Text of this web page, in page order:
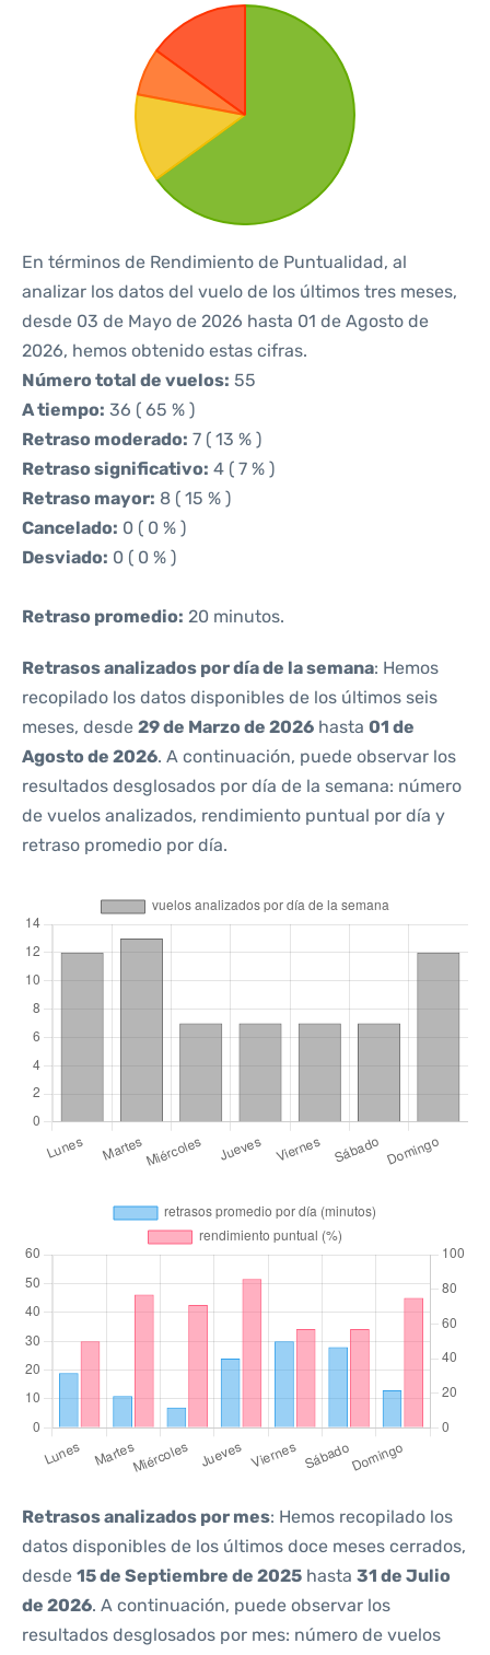
En términos de Rendimiento de Puntualidad, al
analizar los datos del vuelo de los últimos tres meses,
desde 03 de Mayo de 2026 hasta 01 de Agosto de
2026, hemos obtenido estas cifras.
Número total de vuelos: 55
A tiempo: 36 ( 65 % )
Retraso moderado: 7 ( 13 % )
Retraso significativo: 4 ( 7 % )
Retraso mayor: 8 ( 15 % )
Cancelado: 0 ( 0 % )
Desviado: 0 ( 0 % )
Retraso promedio: 20 minutos.
Retrasos analizados por día de la semana: Hemos
recopilado los datos disponibles de los últimos seis
meses, desde 29 de Marzo de 2026 hasta 01 de
Agosto de 2026. A continuación, puede observar los
resultados desglosados por día de la semana: número
de vuelos analizados, rendimiento puntual por día y
retraso promedio por día.
Retrasos analizados por mes: Hemos recopilado los
datos disponibles de los últimos doce meses cerrados,
desde 15 de Septiembre de 2025 hasta 31 de Julio
de 2026. A continuación, puede observar los
resultados desglosados por mes: número de vuelos